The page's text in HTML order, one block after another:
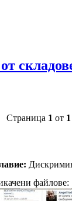
Страница 1 от 1
файлове: